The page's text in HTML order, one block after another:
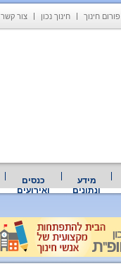
פורום חינוך חינוך נכון צור קשר
מידע
ונתונים
כנסים
ואירועים